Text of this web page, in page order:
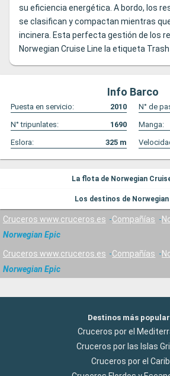
su eficiencia energética. A bordo, los
se clasifican y compactan mientras
incinera. Esta perfecta gestión de los
Norwegian Cruise Line la etiqueta
Info Barco
Puesta en servicio: 2010 N° de
N° tripunlates:
1690 Manga:
Eslora:
325 m
La flota de Norwegian
Los destinos de Norwegian
Cruceros www.cruceros.es Compañías
Norwegian Epic
Cruceros www.cruceros.es Compañías
Norwegian Epic
Destinos más
Cruceros por el
Cruceros por las Islas
Cruceros por el